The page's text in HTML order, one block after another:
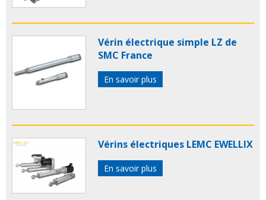
Vérin électrique simple LZ de
SMC France
En savoir plus
Vérins électriques LEMC EWELLIX
En savoir plus